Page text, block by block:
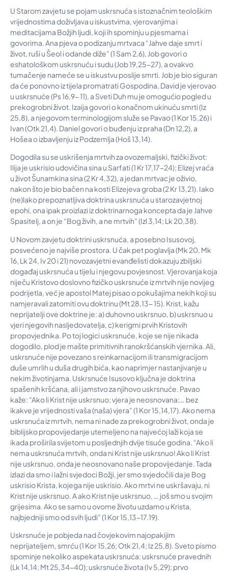
U Starom zavjetu se pojam uskrsnuća s istoznačnim teološkim
vrijednostima doživljava u iskustvima, vjerovanjima i
meditacijama Božjih ljudi, koji ih spominju u pjesmama i
govorima. Ana pjeva o podizanju mrtvaca “Jahve daje smrt i
život, ruši u Šeol i odande diže” (1 Sam 2,6), Job govori o
eshatološkom uskrsnuću i sudu (Job 19,25-27), a ovakvo
tumačenje nameće se u iskustvu poslije smrti. Job je bio siguran
da će ponovno iz tijela promatrati Gospodina, David je vjerovao
u uskrsnuće (Ps 16,9- 11), a Sveti Duh mu je omogućio pogled u
prekogrobni život. Izaija govori o konačnom ukinuću smrti (Iz
25,8), a njegovom terminologijom služe se Pavao (1 Kor 15,26) i
Ivan (Otk 21,4). Daniel govori o buđenju iz praha (Dn 12,2), a
Hošea o izbavljenju iz Podzemlja (Hoš 13,14).
Dogodila su se uskrišenja mrtvih za ovozemaljski, fizički život:
Ilija je uskrisio udovičina sina u Sarfati (1 Kr 17,17-24); Elizej vraća
u život Šunamkina sina (2 Kr 4,32), a jedan mrtvac je oživio,
nakon što je bio bačen na kosti Elizejeva groba (2 Kr 13,21). Iako
(ne)lako prepoznatljiva doktrina uskrsnuća u starozavjetnoj
epohi, ona ipak proizlazi iz doktrinarnoga koncepta da je Jahve
Spasitelj, a on je “Bog živih, a ne mrtvih” (Izl 3,14; Lk 20,38).
U Novom zavjetu doktrini uskrsnuća, a posebno Isusovoj,
posvećeno je najviše prostora. U čak pet poglavlja (Mk 20, Mk
16, Lk 24, Iv 20 i 21) novozavjetni evanđelisti dokazuju zbiljski
događaj uskrsnuća u tijelu i njegovu povjesnost. Vjerovanja koja
niječu Kristovo doslovno fizičko uskrsnuće iz mrtvih nije novijeg
podrijetla, već je apostol Matej pisao o pokušajima nekih koji su
namjeravali zatomiti ovu doktrinu (Mt 28,13- 15). Krist, kažu
neprijatelji ove doktrine je: a) duhovno uskrsnuo, b) uskrsnuo u
vjeri njegovih nasljedovatelja, c) kerigmi prvih Kristovih
propovjednika. Po toj logici uskrsnuće, koje se nije nikada
dogodilo, plod je mašte primitivnih ranokršćanskih vjernika. Ali,
uskrsnuće nije povezano s reinkarnacijom ili transmigracijom
duše umrlih u duša drugih bića, kao naprimjer nastanjivanje u
nekim životinjama. Uskrsnuće Isusovo ključna je doktrina
spašenih kršćana, ali i jamstvo za njihovo uskrsnuće. Pavao
kaže: “Ako li Krist nije uskrsnuo; vjera je neosnovana;… bez
ikakve je vrijednosti vaša (naša) vjera” (1 Kor 15,14,17). Ako nema
uskrsnuća iz mrtvih, nema ni nade za prekogrobni život, onda je
biblijsko propovijedanje utemeljeno na najvećoj laži koja se
ikada proširila svijetom u posljednjih dvije tisuće godina. “Ako li
nema uskrsnuća mrtvih, onda ni Krist nije uskrsnuo! Ako li Krist
nije uskrsnuo, onda je neosnovano naše propovijedanje. Tada
izlazi da smo i lažni svjedoci Božji, jer smo svjedočili da je Bog
uskrisio Krista, kojega nije uskrisio. Ako mrtvi ne uskršavaju, ni
Krist nije uskrsnuo. A ako Krist nije uskrsnuo, … još smo u svojim
grijesima. Ako se samo u ovome životu uzdamo u Krista,
najbjedniji smo od svih ljudi” (1 Kor 15,13-17.19).
Uskrsnuće je pobjeda nad čovjekovim najopakijim
neprijateljem, smrću (1 Kor 15,26; Otk 21,4; Iz 25,8). Sveto pismo
spominje nekoliko aspekata uskrsnuća: uskrsnuće pravednih
(Lk 14,14; Mt 25,34-40); uskrsnuće života (Iv 5,29); prvo